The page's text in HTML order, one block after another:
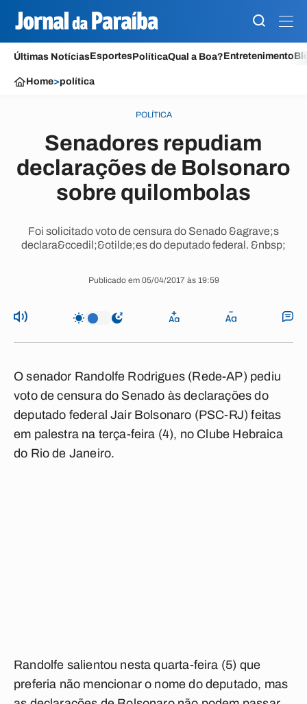
Últimas NotíciasEsportesPolíticaQual a Boa?Entretenimento
Home>política
POLÍTICA
Senadores repudiam
declarações de Bolsonaro
sobre quilombolas
Foi solicitado voto de censura do Senado &agrave;s
declara&ccedil;&otilde;es do deputado federal. &nbsp;
Publicado em 05/04/2017 às 19:59
O senador Randolfe Rodrigues (Rede-AP) pediu
voto de censura do Senado às declarações do
deputado federal Jair Bolsonaro (PSC-RJ) feitas
em palestra na terça-feira (4), no Clube Hebraica
do Rio de Janeiro.
Randolfe salientou nesta quarta-feira (5) que
preferia não mencionar o nome do deputado, mas